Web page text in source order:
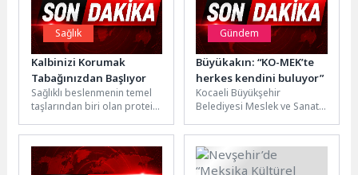
Sağlık
Kalbinizi Korumak
Tabağınızdan Başlıyor
Sağlıklı beslenmenin temel
taşlarından biri olan protein
ihtiyaçlarını karşılayan iki
önemli...
Gündem
Büyükakın: “KO-MEK’te
herkes kendini buluyor”
Kocaeli Büyükşehir
Belediyesi Meslek ve Sanat
sergilerinde son durak
Derince oldu. Katılımın...